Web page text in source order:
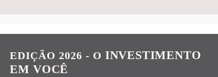
EDIÇÃO 2026 - O INVESTIMENTO
EM VOCÊ